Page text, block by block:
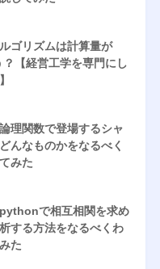
ゴリズムは計算量が
【経営工学を専門にし
理関数で登場するシャ
んなものかをなるべく
みた
pythonで相互相関を求め
する方法をなるべくわ
た